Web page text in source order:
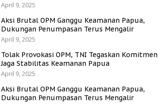
April 9, 2025
Aksi Brutal OPM Ganggu Keamanan Papua,
Dukungan Penumpasan Terus Mengalir
April 9, 2025
Tolak Provokasi OPM, TNI Tegaskan Komitmen
Jaga Stabilitas Keamanan Papua
April 9, 2025
Aksi Brutal OPM Ganggu Keamanan Papua,
Dukungan Penumpasan Terus Mengalir